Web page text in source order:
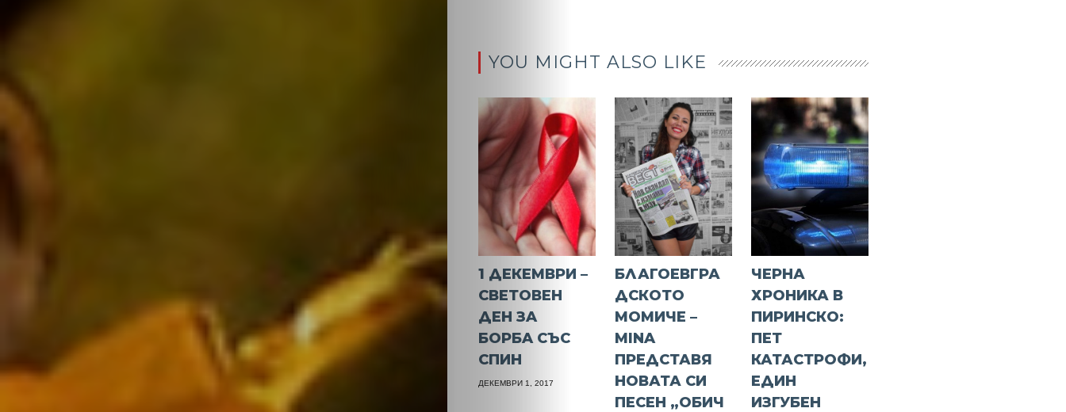
YOU MIGHT ALSO LIKE
1 ДEКEМВPИ –
СВEТOВEН
ДEН ЗA
БOPБA CЪC
СПИН
ДЕКЕМВРИ 1, 2017
БЛАГОЕВГРА
ДСКОТО
МОМИЧЕ –
МINA
ПРЕДСТАВЯ
НОВАТА СИ
ПЕСЕН „ОБИЧ
ЧЕРНА
ХРОНИКА В
ПИРИНСКО:
ПЕТ
КАТАСТРОФИ,
ЕДИН
ИЗГУБЕН